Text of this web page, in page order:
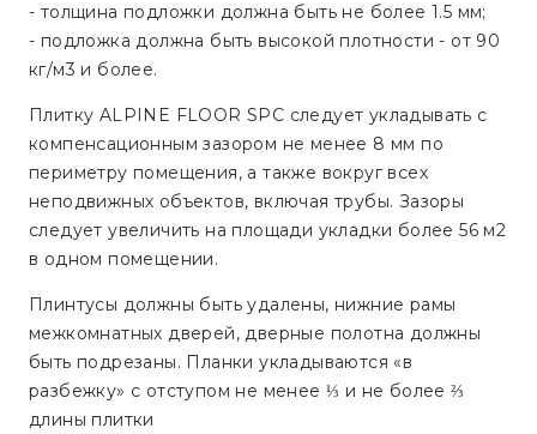
- толщина подложки должна быть не более 1.5 мм;
- подложка должна быть высокой плотности - от 90
кг/м3 и более.
Плитку ALPINE FLOOR SPC следует укладывать с
компенсационным зазором не менее 8 мм по
периметру помещения, а также вокруг всех
неподвижных объектов, включая трубы. Зазоры
следует увеличить на площади укладки более 56 м2
в одном помещении.
Плинтусы должны быть удалены, нижние рамы
межкомнатных дверей, дверные полотна должны
быть подрезаны. Планки укладываются «в
разбежку» с отступом не менее ⅓ и не более ⅔
длины плитки